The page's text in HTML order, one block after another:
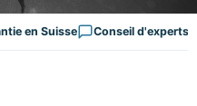
en Suisse Conseil d'experts